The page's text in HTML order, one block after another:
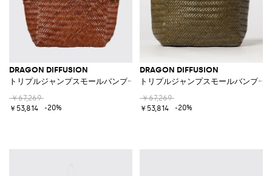
DRAGON DIFFUSION
トリプルジャンプスモールバンブー 編み込みレザーバッグ
￥67,269
￥53,814
-20%
DRAGON DIFFUSION
トリプルジャンプスモールバンブー
￥67,269
￥53,814
-20%